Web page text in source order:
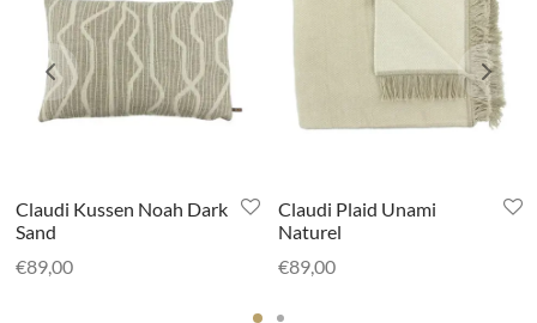
Claudi Kussen Noah Dark
Sand
€89,00
Claudi Plaid Unami
Naturel
€89,00